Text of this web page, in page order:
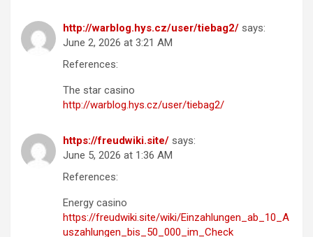
http://warblog.hys.cz/user/tiebag2/ says:
June 2, 2026 at 3:21 AM
References:
The star casino
http://warblog.hys.cz/user/tiebag2/
https://freudwiki.site/ says:
June 5, 2026 at 1:36 AM
References:
Energy casino
https://freudwiki.site/wiki/Einzahlungen_ab_10_A
uszahlungen_bis_50_000_im_Check